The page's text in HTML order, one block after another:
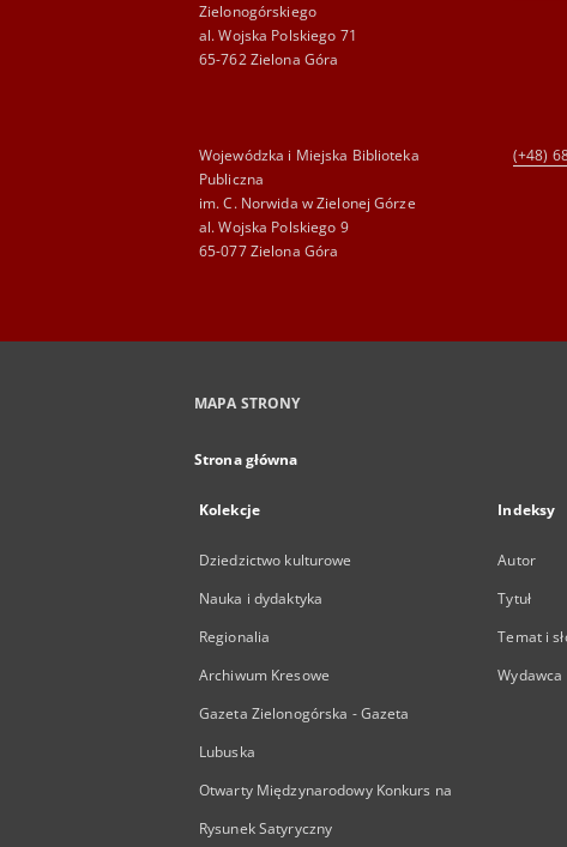
Zielonogórskiego
al. Wojska Polskiego 71
65-762 Zielona Góra
Wojewódzka i Miejska Biblioteka
Publiczna
im. C. Norwida w Zielonej Górze
al. Wojska Polskiego 9
65-077 Zielona Góra
(+48)
MAPA STRONY
Strona główna
Kolekcje
Dziedzictwo kulturowe
Nauka i dydaktyka
Regionalia
Archiwum Kresowe
Gazeta Zielonogórska - Gazeta
Lubuska
Otwarty Międzynarodowy Konkurs na
Rysunek Satyryczny
Indeksy
Autor
Tytuł
Temat i
Wydawca